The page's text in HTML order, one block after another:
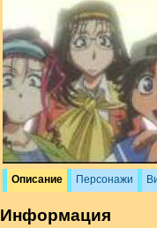
Описание Персонажи
Информация